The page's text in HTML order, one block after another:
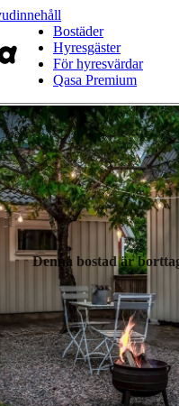
Bostäder
Hyresgäster
För hyresvärdar
Qasa Premium
Denna bostad är